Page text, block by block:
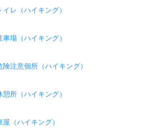
レ（ハイキング）
場（ハイキング）
注意個所（ハイキング）
所（ハイキング）
（ハイキング）